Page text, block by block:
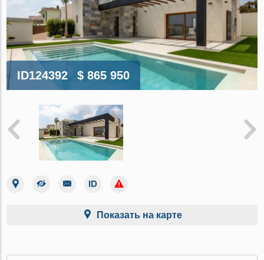
ID124392 $ 865 950
Показать на карте